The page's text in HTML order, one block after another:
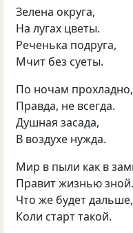
Зелена округа,
На лугах цветы.
Реченька подруга,
Мчит без суеты.
По ночам прохладно,
Правда, не всегда.
Душная засада,
В воздухе нужда.
Мир в пыли как в
Правит жизнью зной.
Что же будет дальше,
Коли старт такой.